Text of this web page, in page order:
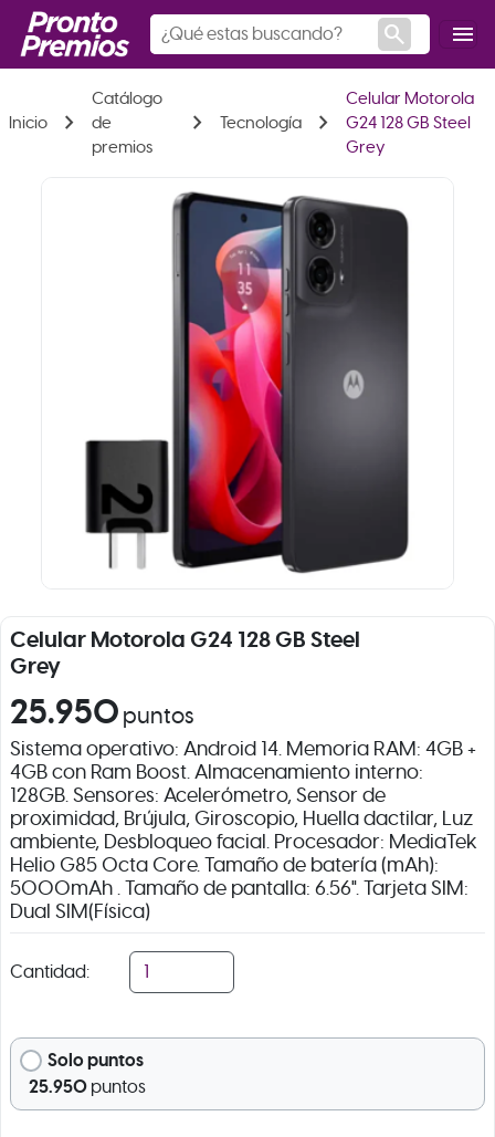
search menu
Inicio chevron_right
Catálogo
de
premios
chevron_right Tecnología chevron_right
Celular Motorola
G24 128 GB Steel
Grey
Celular Motorola G24 128 GB Steel
Grey
25.950 puntos
Sistema operativo: Android 14. Memoria RAM: 4GB +
4GB con Ram Boost. Almacenamiento interno:
128GB. Sensores: Acelerómetro, Sensor de
proximidad, Brújula, Giroscopio, Huella dactilar, Luz
ambiente, Desbloqueo facial. Procesador: MediaTek
Helio G85 Octa Core. Tamaño de batería (mAh):
5000mAh . Tamaño de pantalla: 6.56". Tarjeta SIM:
Dual SIM(Física)
Cantidad:
Solo puntos
25.950 puntos